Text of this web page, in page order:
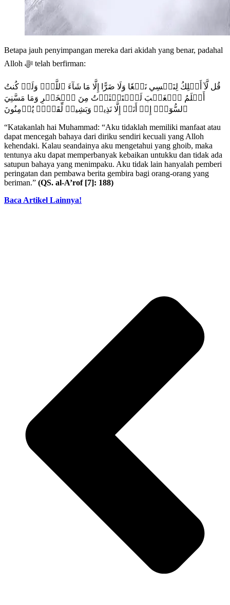
Betapa jauh penyimpangan mereka dari akidah yang benar, padahal
Alloh ﷻ telah berfirman:
قُل لَّآ أَمۡلِكُ لِنَفۡسِي نَفۡعٗا وَلَا ضَرًّا إِلَّا مَا شَآءَ ٱللَّهُۚ وَلَوۡ كُنتُ
أَعۡلَمُ ٱلۡغَيۡبَ لَٱسۡتَكۡثَرۡتُ مِنَ ٱلۡخَيۡرِ وَمَا مَسَّنِيَ
“Katakanlah hai Muhammad: “Aku tidaklah memiliki manfaat atau
dapat mencegah bahaya dari diriku sendiri kecuali yang Alloh
kehendaki. Kalau seandainya aku mengetahui yang ghoib, maka
tentunya aku dapat memperbanyak kebaikan untukku dan tidak ada
satupun bahaya yang menimpaku. Aku tidak lain hanyalah pemberi
peringatan dan pembawa berita gembira bagi orang-orang yang
beriman.” (QS. al-A’rof [7]: 188)
Baca Artikel Lainnya!